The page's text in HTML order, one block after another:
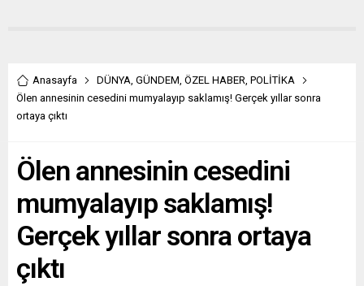
Anasayfa DÜNYA, GÜNDEM, ÖZEL HABER, POLİTİKA
Ölen annesinin cesedini mumyalayıp saklamış! Gerçek yıllar sonra
ortaya çıktı
Ölen annesinin cesedini
mumyalayıp saklamış!
Gerçek yıllar sonra ortaya
çıktı